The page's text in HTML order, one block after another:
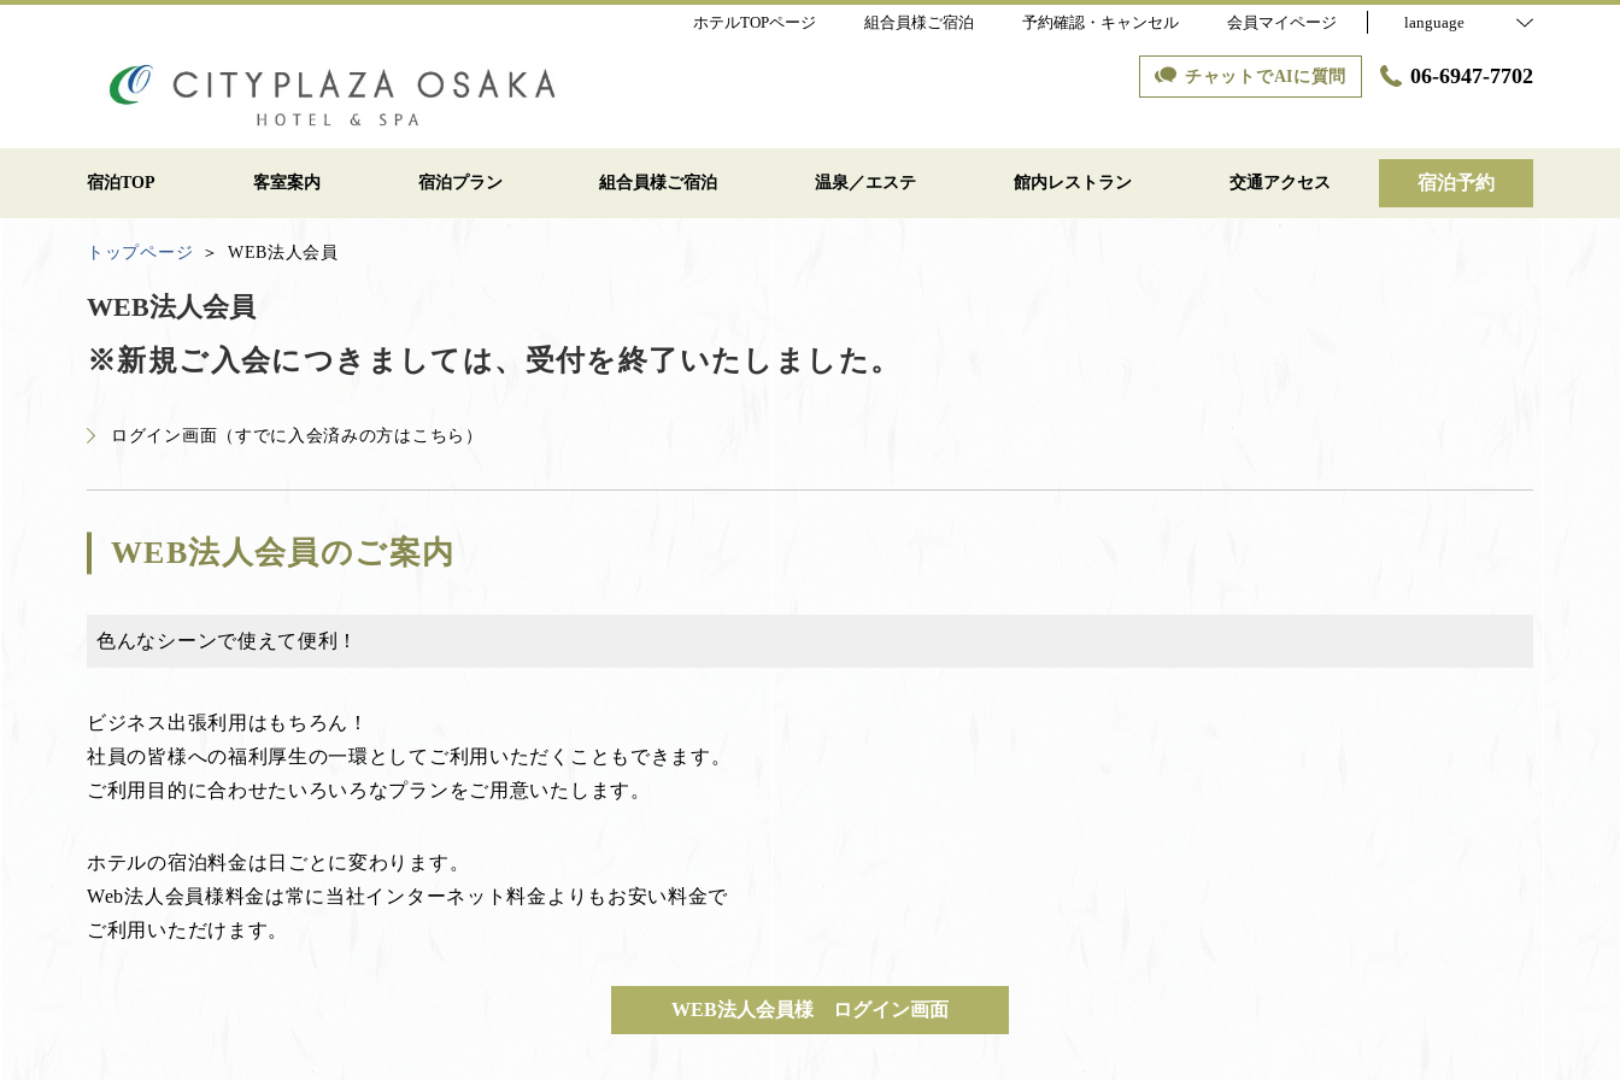
ホテルTOPページ 組合員様ご宿泊 予約確認・キャンセル 会員マイページ language
チャットでAIに質問 06-6947-7702
宿泊TOP 客室案内 宿泊プラン 組合員様ご宿泊 温泉／エステ 館内レストラン 交通アクセス 宿泊予約
トップページ WEB法人会員
WEB法人会員
※新規ご入会につきましては、受付を終了いたしました。
ログイン画面（すでに入会済みの方はこちら）
WEB法人会員のご案内
色んなシーンで使えて便利！
ビジネス出張利用はもちろん！
社員の皆様への福利厚生の一環としてご利用いただくこともできます。
ご利用目的に合わせたいろいろなプランをご用意いたします。
ホテルの宿泊料金は日ごとに変わります。
Web法人会員様料金は常に当社インターネット料金よりもお安い料金で
ご利用いただけます。
WEB法人会員様 ログイン画面